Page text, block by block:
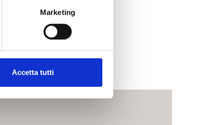
Marketing
Accetta tutti